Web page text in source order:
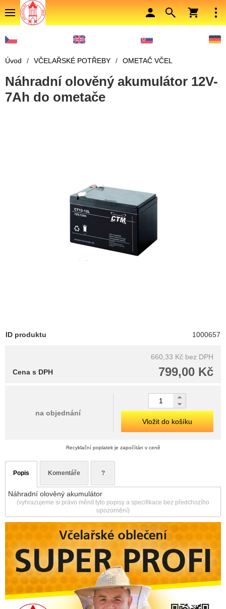
Úvod / VČELAŘSKÉ POTŘEBY / OMETAČ VČEL
Náhradní olověný akumulátor 12V-
7Ah do ometače
ID produktu 1000657
660,33 Kč bez DPH
799,00 Kč
Cena s DPH
na objednání
Vložit do košíku
Recyklační poplatek je započítán v ceně
Popis Komentáře ?
Náhradní olověný akumulátor
(vyhrazujeme si právo měnit tyto popisy a specifikace bez předchozího
upozornění)